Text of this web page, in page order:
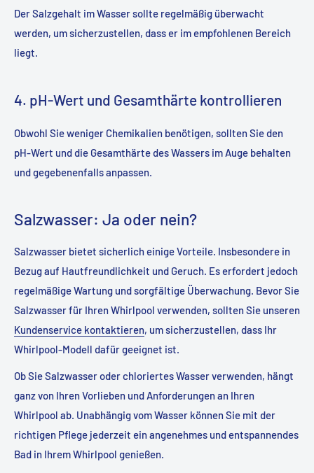
Der Salzgehalt im Wasser sollte regelmäßig überwacht
werden, um sicherzustellen, dass er im empfohlenen Bereich
liegt.
4. pH-Wert und Gesamthärte kontrollieren
Obwohl Sie weniger Chemikalien benötigen, sollten Sie den
pH-Wert und die Gesamthärte des Wassers im Auge behalten
und gegebenenfalls anpassen.
Salzwasser: Ja oder nein?
Salzwasser bietet sicherlich einige Vorteile. Insbesondere in
Bezug auf Hautfreundlichkeit und Geruch. Es erfordert jedoch
regelmäßige Wartung und sorgfältige Überwachung. Bevor Sie
Salzwasser für Ihren Whirlpool verwenden, sollten Sie unseren
Kundenservice kontaktieren, um sicherzustellen, dass Ihr
Whirlpool-Modell dafür geeignet ist.
Ob Sie Salzwasser oder chloriertes Wasser verwenden, hängt
ganz von Ihren Vorlieben und Anforderungen an Ihren
Whirlpool ab. Unabhängig vom Wasser können Sie mit der
richtigen Pflege jederzeit ein angenehmes und entspannendes
Bad in Ihrem Whirlpool genießen.